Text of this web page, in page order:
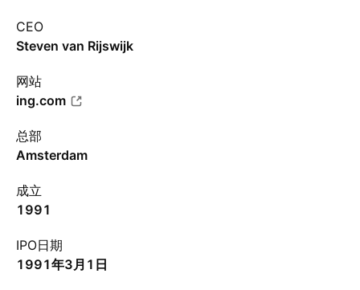
CEO
Steven van Rijswijk
网站
ing.com
总部
Amsterdam
成立
1991
IPO日期
1991年3月1日